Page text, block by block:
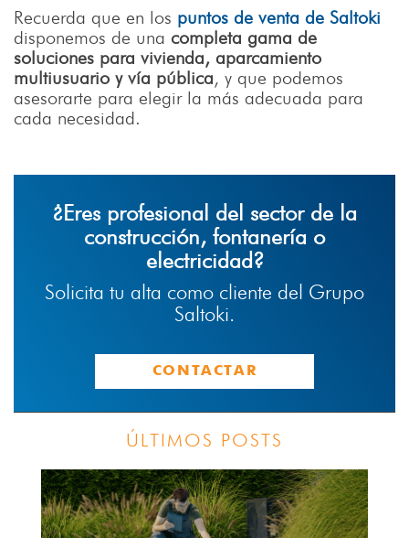
Recuerda que en los puntos de venta de Saltoki
disponemos de una completa gama de
soluciones para vivienda, aparcamiento
multiusuario y vía pública, y que podemos
asesorarte para elegir la más adecuada para
cada necesidad.
¿Eres profesional del sector de la
construcción, fontanería o
electricidad?
Solicita tu alta como cliente del Grupo
Saltoki.
CONTACTAR
ÚLTIMOS POSTS